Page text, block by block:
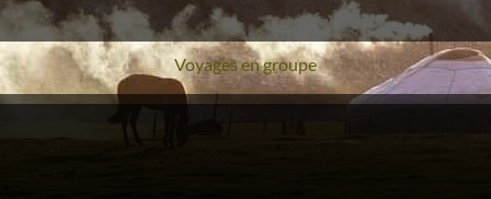
Voyages en groupe